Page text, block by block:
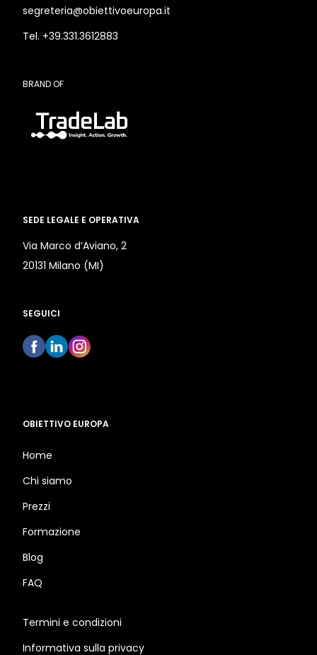
segreteria@obiettivoeuropa.it
Tel. +39.331.3612883
BRAND OF
SEDE LEGALE E OPERATIVA
Via Marco d’Aviano, 2
20131 Milano (MI)
SEGUICI
OBIETTIVO EUROPA
Home
Chi siamo
Prezzi
Formazione
Blog
FAQ
Termini e condizioni
Informativa sulla privacy